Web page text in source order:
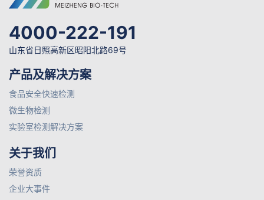
4000-222-191
山东省日照高新区昭阳北路69号
产品及解决方案
食品安全快速检测
微生物检测
实验室检测解决方案
关于我们
荣誉资质
企业大事件